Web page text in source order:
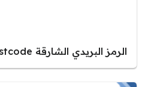
الرمز البريدي الشارقة Sharjah Postcode